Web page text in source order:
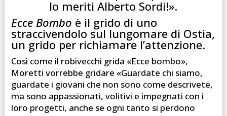
lo meriti Alberto Sordi!».
Ecce Bombo è il grido di uno
straccivendolo sul lungomare di Ostia,
un grido per richiamare l’attenzione.
Così come il robivecchi grida «Ecce bombo»,
Moretti vorrebbe gridare «Guardate chi siamo,
guardate i giovani che non sono come descrivete,
ma sono appassionati, volitivi e impegnati con i
loro progetti, anche se ogni tanto si perdono